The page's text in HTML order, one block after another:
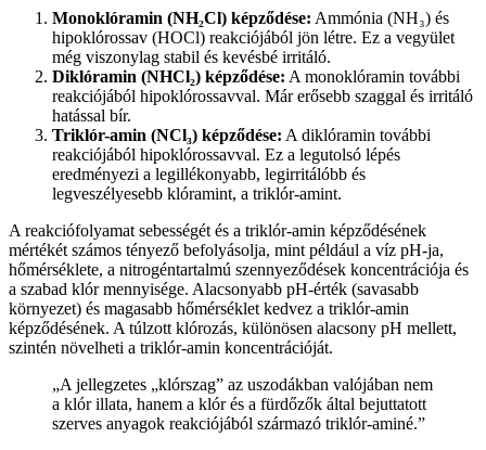
Monoklóramin (NH₂Cl) képződése: Ammónia (NH₃) és
hipoklórossav (HOCl) reakciójából jön létre. Ez a vegyület
még viszonylag stabil és kevésbé irritáló.
Diklóramin (NHCl₂) képződése: A monoklóramin további
reakciójából hipoklórossavval. Már erősebb szaggal és irritáló
hatással bír.
Triklór-amin (NCl₃) képződése: A diklóramin további
reakciójából hipoklórossavval. Ez a legutolsó lépés
eredményezi a legillékonyabb, legirritálóbb és
legveszélyesebb klóramint, a triklór-amint.
A reakciófolyamat sebességét és a triklór-amin képződésének
mértékét számos tényező befolyásolja, mint például a víz pH-ja,
hőmérséklete, a nitrogéntartalmú szennyeződések koncentrációja és
a szabad klór mennyisége. Alacsonyabb pH-érték (savasabb
környezet) és magasabb hőmérséklet kedvez a triklór-amin
képződésének. A túlzott klórozás, különösen alacsony pH mellett,
szintén növelheti a triklór-amin koncentrációját.
„A jellegzetes „klórszag” az uszodákban valójában nem
a klór illata, hanem a klór és a fürdőzők által bejuttatott
szerves anyagok reakciójából származó triklór-aminé.”